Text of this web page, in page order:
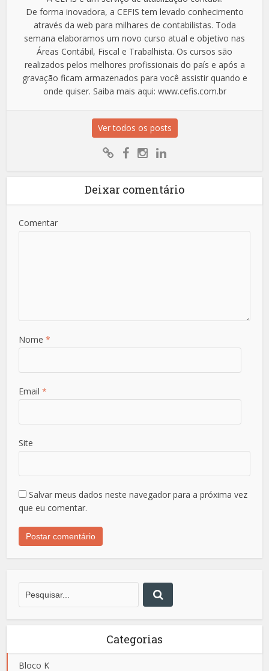
De forma inovadora, a CEFIS tem levado conhecimento
através da web para milhares de contabilistas. Toda
semana elaboramos um novo curso atual e objetivo nas
Áreas Contábil, Fiscal e Trabalhista. Os cursos são
realizados pelos melhores profissionais do país e após a
gravação ficam armazenados para você assistir quando e
onde quiser. Saiba mais aqui: www.cefis.com.br
Ver todos os posts
Deixar comentário
Comentar
Nome *
Email *
Site
Salvar meus dados neste navegador para a próxima vez
que eu comentar.
Categorias
Bloco K